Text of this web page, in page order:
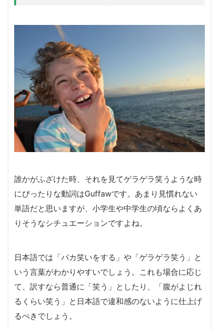
誰かがふざけた時、それを見てゲラゲラ笑うような時
にぴったりな動詞はGuffawです。あまり見慣れない
単語だと思いますが、小学生や中学生の頃ならよくあ
りそうなシチュエーションですよね。
日本語では「バカ笑いをする」や「ゲラゲラ笑う」と
いう言葉がわかりやすいでしょう。これも場合に応じ
て、訳すなら普通に「笑う」としたり、「腹がよじれ
るくらい笑う」と日本語で違和感のないように仕上げ
るべきでしょう。